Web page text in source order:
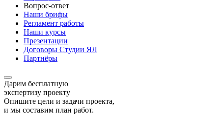
Вопрос-ответ
Наши брифы
Регламент работы
Наши курсы
Презентации
Договоры Студии ЯЛ
Партнёры
Дарим бесплатную
экспертизу проекту
Опишите цели и задачи проекта,
и мы составим план работ.